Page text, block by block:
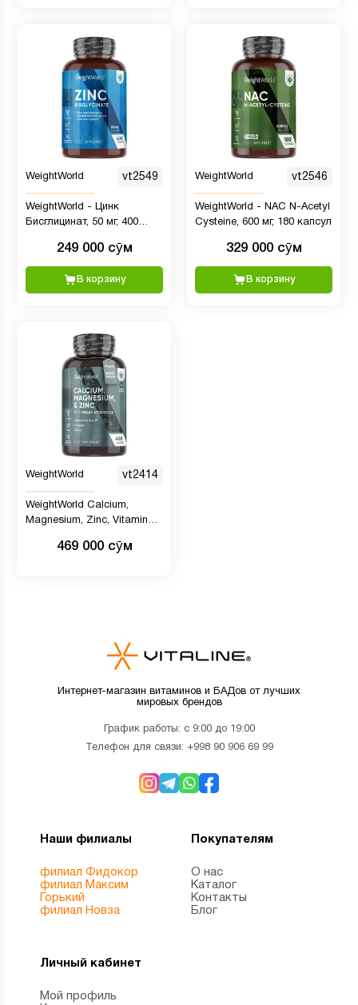
WeightWorld vt2549
WeightWorld - Цинк
Бисглицинат, 50 мг, 400
249 000 сӯм
В корзину
WeightWorld vt2546
WeightWorld - NAC N-Acetyl
Cysteine, 600 мг, 180 капсул
329 000 сӯм
В корзину
WeightWorld vt2414
WeightWorld Calcium,
Magnesium, Zinc, Vitamin
469 000 сӯм
Интернет-магазин витаминов и БАДов от лучших
мировых брендов
График работы: с 9:00 до 19:00
Телефон для связи: +998 90 906 69 99
Наши филиалы
филиал Фидокор
филиал Максим
Горький
филиал Новза
Покупателям
О нас
Каталог
Контакты
Блог
Личный кабинет
Мой профиль